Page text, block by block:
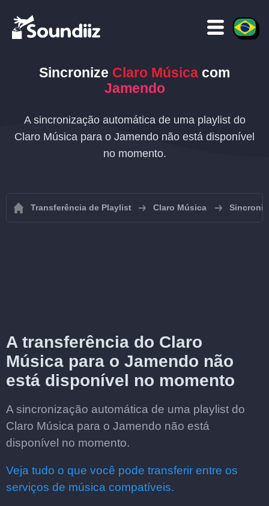
Sincronize Claro Música com
Jamendo
A sincronização automática de uma playlist do
Claro Música para o Jamendo não está disponível
no momento.
Transferência de Playlist Claro Música
A transferência do Claro
Música para o Jamendo não
está disponível no momento
A sincronização automática de uma playlist do
Claro Música para o Jamendo não está
disponível no momento.
Veja tudo o que você pode transferir entre os
serviços de música compatíveis.